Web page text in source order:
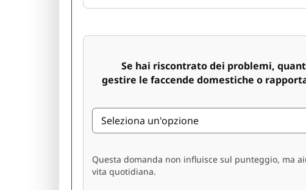
Se hai riscontrato dei problemi,
gestire le faccende domestiche o
Questa domanda non influisce sul punteggio, ma
vita quotidiana.